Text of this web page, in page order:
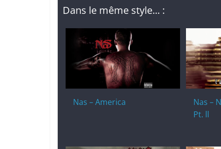
Dans le même style... :
Nas – America
Nas –
Pt. ll